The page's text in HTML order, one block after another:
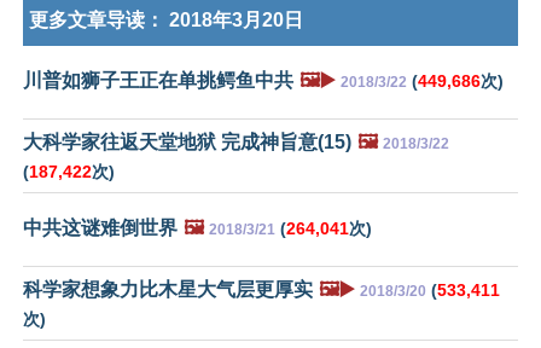
更多文章导读： 2018年3月20日
川普如狮子王正在单挑鳄鱼中共 🖼️▶️ 2018/3/22 (449,686次)
大科学家往返天堂地狱 完成神旨意(15) 🖼️ 2018/3/22
(187,422次)
中共这谜难倒世界 🖼️ 2018/3/21 (264,041次)
科学家想象力比木星大气层更厚实 🖼️▶️ 2018/3/20 (533,411
次)